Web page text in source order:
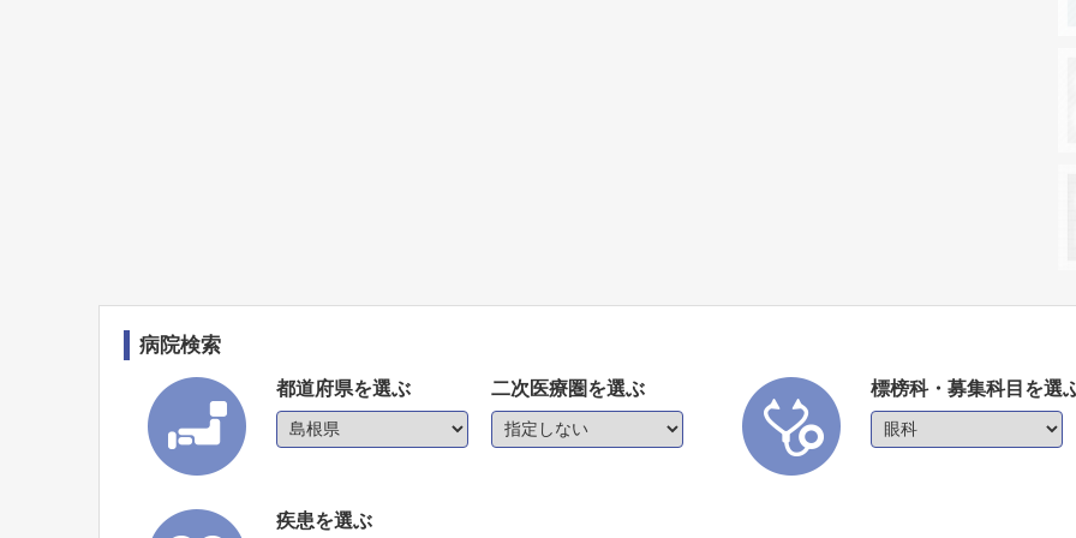
病院検索
都道府県を選ぶ 二次医療圏を選ぶ 標榜科・募集科目を選
疾患を選ぶ